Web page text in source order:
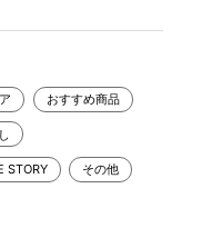
おすすめ商品
STORY その他